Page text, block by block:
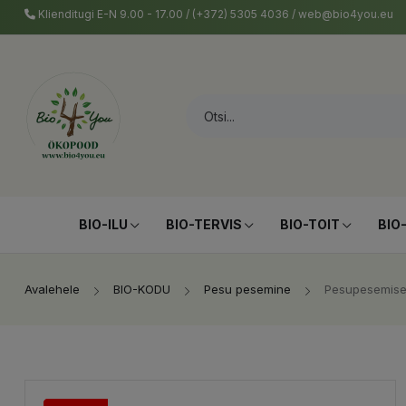
Klienditugi E-N 9.00 - 17.00 / (+372) 5305 4036 / web@bio4you.eu
BIO-ILU BIO-TERVIS BIO-TOIT
Avalehele BIO-KODU Pesu pesemine